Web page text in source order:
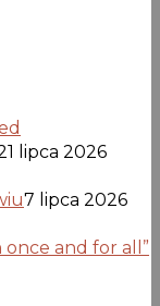
lipca 2026
7 lipca 2026
once and for all”